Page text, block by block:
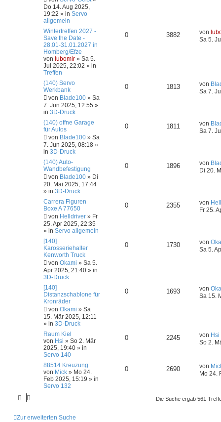
Do 14. Aug 2025,
19:22 » in Servo
allgemein
Wintertreffen 2027 -
Save the Date -
28.01-31.01.2027 in
Homberg/Efze
von lubomir » Sa 5.
Jul 2025, 22:02 » in
Treffen
0 3882 von
Sa 5.
(140) Servo
Werkbank
von Blade100 » Sa
7. Jun 2025, 12:55 »
in 3D-Druck
0 1813 von
Sa 7.
(140) offne Garage
für Autos
von Blade100 » Sa
7. Jun 2025, 08:18 »
in 3D-Druck
0 1811 von
Sa 7.
(140) Auto-
Wandbefestigung
von Blade100 » Di
20. Mai 2025, 17:44
» in 3D-Druck
0 1896 von
Di 20.
Carrera Figuren
Boxe A 77650
von Helldriver » Fr
25. Apr 2025, 22:35
» in Servo allgemein
0 2355 von
Fr 25.
[140]
Karosseriehalter
Kenworth Truck
von Okami » Sa 5.
Apr 2025, 21:40 » in
3D-Druck
0 1730 von
Sa 5.
[140]
Distanzschablone für
Kronräder
von Okami » Sa
15. Mär 2025, 12:11
» in 3D-Druck
0 1693 von
Sa 15.
Raum Kiel
von Hsi » So 2. Mär
2025, 19:40 » in
Servo 140
0 2245 von Hsi
So 2.
88514 Kreuzung
von Mick » Mo 24.
Feb 2025, 15:19 » in
Servo 132
0 2690 von
Mo 24.
Die Suche ergab 561
Zur erweiterten Suche